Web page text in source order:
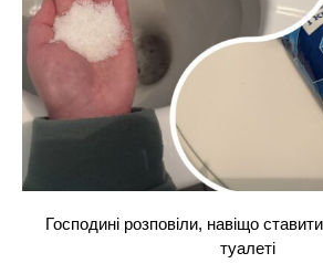
Господині розповіли, навіщо
туалеті